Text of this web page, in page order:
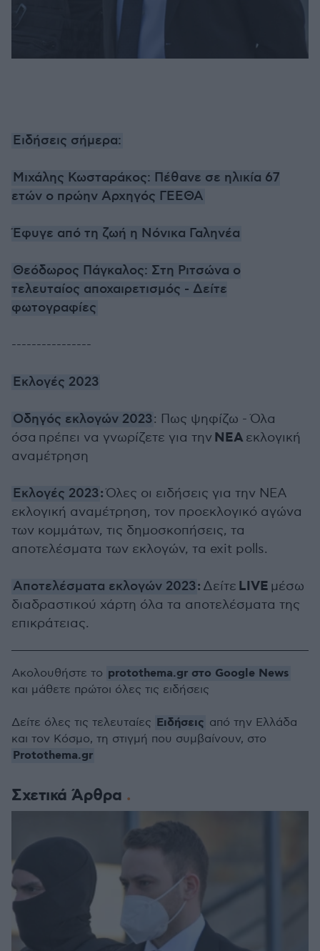
Ειδήσεις σήμερα:
Μιχάλης Κωσταράκος: Πέθανε σε ηλικία 67
ετών ο πρώην Αρχηγός ΓΕΕΘΑ
Έφυγε από τη ζωή η Νόνικα Γαληνέα
Θεόδωρος Πάγκαλος: Στη Ριτσώνα ο
τελευταίος αποχαιρετισμός - Δείτε
φωτογραφίες
----------------
Εκλογές 2023
Οδηγός εκλογών 2023: Πως ψηφίζω - Όλα
όσα πρέπει να γνωρίζετε για την ΝΕΑεκλογική
αναμέτρηση
Εκλογές 2023:Όλες οι ειδήσεις για την ΝΕΑ
εκλογική αναμέτρηση, τον προεκλογικό αγώνα
των κομμάτων, τις δημοσκοπήσεις, τα
αποτελέσματα των εκλογών, τα exit polls.
Αποτελέσματα εκλογών 2023: Δείτε LIVE μέσω
διαδραστικού χάρτη όλα τα αποτελέσματα της
επικράτειας.
Σχετικά Άρθρα
Ακολουθήστε το protothema.gr στο Google News
και μάθετε πρώτοι όλες τις ειδήσεις
Δείτε όλες τις τελευταίες Ειδήσεις από την Ελλάδα
και τον Κόσμο, τη στιγμή που συμβαίνουν, στο
Protothema.gr